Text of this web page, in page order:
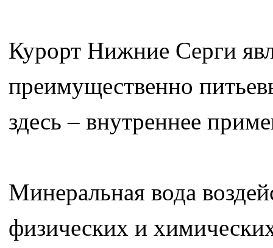
Курорт Нижние Серги
преимущественно
здесь – внутреннее
Минеральная вода
физических и